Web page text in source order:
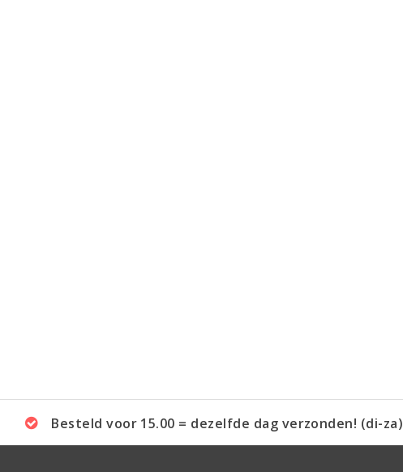
Besteld voor 15.00 = dezelfde dag verzonden! (di-za)